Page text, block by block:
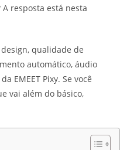
resposta está nesta
qualidade de
automático, áudio
EMEET Pixy. Se você
vai além do básico,